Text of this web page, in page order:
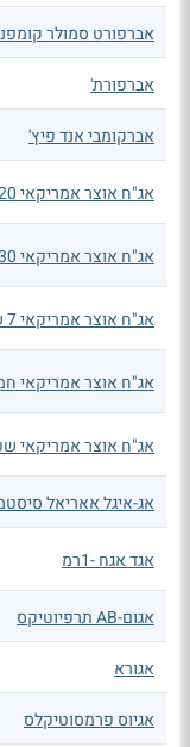
אברפורט סמולר
אברפורת'
אברקומבי אנד פיץ'
אג"ח אוצר אמריקאי 20 שנה
אג"ח אוצר אמריקאי 30 שנה
אג"ח אוצר אמריקאי 7 שנים
אג"ח אוצר אמריקאי
אג"ח אוצר אמריקאי שטר 3
אג-איגל אאריאל
אגד אגח -1רמ
אגום-AB תרפיוטיקס
אגורא
אגיוס פרמסוטיקלס